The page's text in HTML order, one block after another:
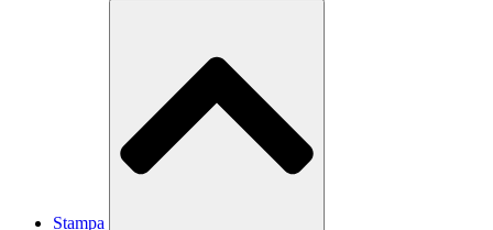
Stampa